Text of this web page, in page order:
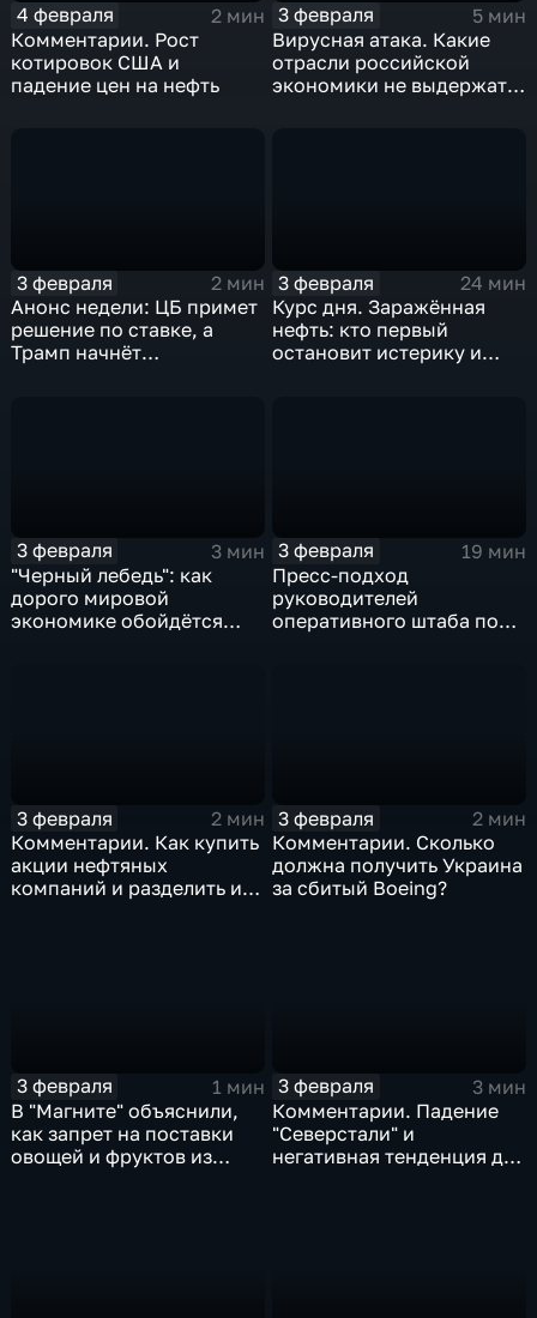
4 февраля
2 мин
Комментарии. Рост
котировок США и
падение цен на нефть
3 февраля
5 мин
Вирусная атака. Какие
отрасли российской
экономики не выдержат
3 февраля
2 мин
Анонс недели: ЦБ примет
решение по ставке, а
Трамп начнёт
3 февраля
24 мин
Курс дня. Заражённая
нефть: кто первый
остановит истерику и
3 февраля
3 мин
"Черный лебедь": как
дорого мировой
экономике обойдётся
3 февраля
19 мин
Пресс-подход
руководителей
оперативного штаба по
3 февраля
2 мин
Комментарии. Как купить
акции нефтяных
компаний и разделить их
3 февраля
2 мин
Комментарии. Сколько
должна получить Украина
за сбитый Boeing?
3 февраля
1 мин
В "Магните" объяснили,
как запрет на поставки
овощей и фруктов из
3 февраля
3 мин
Комментарии. Падение
"Северстали" и
негативная тенденция для